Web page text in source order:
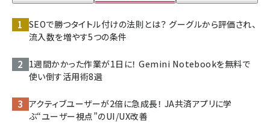
SEOで勝つタイトル付けの法則とは？ グーグルから評価され、
流入数を増やす5つの条件
1週間かかった作業が1日に！ Gemini Notebookを無料で
使い倒す活用術8選
アクティブユーザーが2倍に急成長！ JA共済アプリに学
ぶ“ユーザー視点”のUI/UX改善